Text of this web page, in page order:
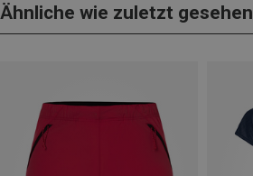
Ähnliche wie zuletzt gesehen